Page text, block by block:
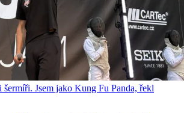
Jsem jako Kung Fu Panda, řekl